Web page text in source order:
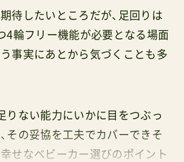
待したいところだが、足回りは
4輪フリー機能が必要となる場面
事実にあとから気づくことも多
りない能力にいかに目をつぶっ
その妥協を工夫でカバーできそ
せなベビーカー選びのポイント